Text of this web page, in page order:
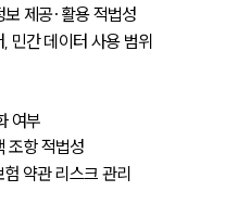
제공·활용 적법성
민간 데이터 사용 범위
여부
조항 적법성
약관 리스크 관리